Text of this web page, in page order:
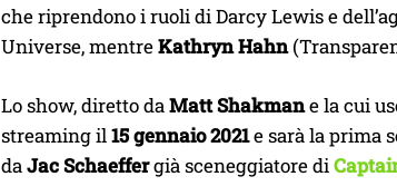
che riprendono i ruoli di Darcy Lewis e
Universe, mentreKathryn Hahn
Lo show, diretto daMatt Shakmane la cui
streaming il15 gennaio 2021e sarà la prima
daJac Schaeffergià sceneggiatore di